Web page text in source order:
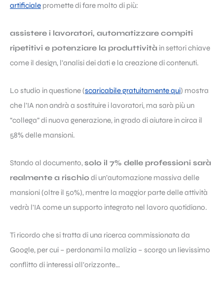
artificiale promette di fare molto di più:
assistere i lavoratori, automatizzare compiti
ripetitivi e potenziare la produttività in settori chiave
come il design, l’analisi dei dati e la creazione di contenuti.
Lo studio in questione (scaricabile gratuitamente qui) mostra
che l’IA non andrà a sostituire i lavoratori, ma sarà più un
“collega” di nuova generazione, in grado di aiutare in circa il
58% delle mansioni.
Stando al documento, solo il 7% delle professioni sarà
realmente a rischiodi un’automazione massiva delle
mansioni (oltre il 50%), mentre la maggior parte delle attività
vedrà l’IA come un supporto integrato nel lavoro quotidiano.
Ti ricordo che si tratta di una ricerca commissionata da
Google, per cui – perdonami la malizia – scorgo un lievissimo
conflitto di interessi all’orizzonte…